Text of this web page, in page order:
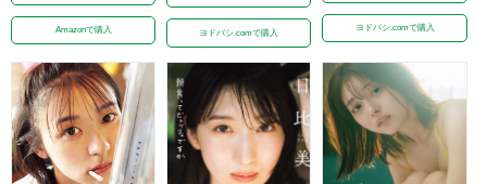
Amazonで購入 ヨドバシ.comで購入
ヨドバシ.comで購入